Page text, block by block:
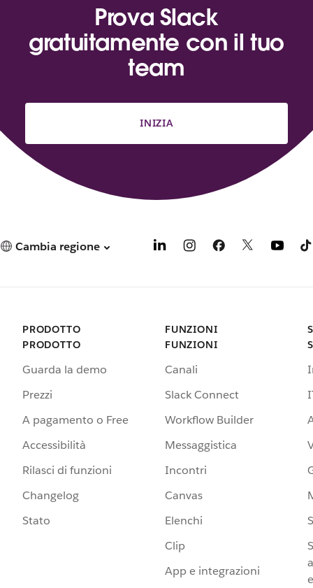
Prova Slack
gratuitamente con il tuo
team
INIZIA
Cambia regione
PRODOTTO
PRODOTTO
Guarda la demo
Prezzi
A pagamento o Free
Accessibilità
Rilasci di funzioni
Changelog
Stato
FUNZIONI
FUNZIONI
Canali
Slack Connect
Workflow Builder
Messaggistica
Incontri
Canvas
Elenchi
Clip
App e integrazioni